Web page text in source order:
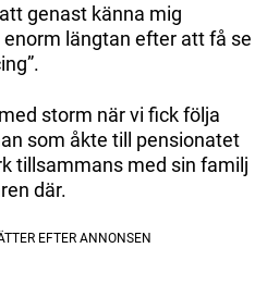
genast känna mig
längtan efter att få se
storm när vi fick följa
som åkte till pensionatet
tillsammans med sin familj
där.